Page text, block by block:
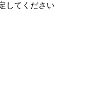
してください